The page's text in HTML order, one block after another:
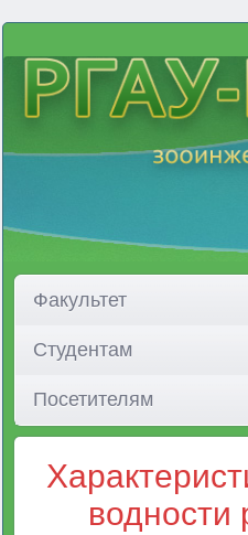
Факультет
Студентам
Посетителям